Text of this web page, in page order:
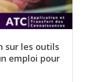
sur les outils
emploi pour